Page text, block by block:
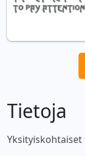
Tietoja